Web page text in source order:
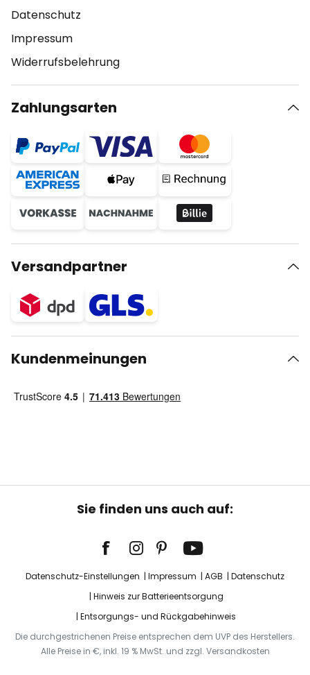
Datenschutz
Impressum
Widerrufsbelehrung
Zahlungsarten
Versandpartner
Kundenmeinungen
Sie finden uns auch auf:
Datenschutz-Einstellungen Impressum AGB
Datenschutz
Hinweis zur Batterieentsorgung
Entsorgungs- und Rückgabehinweis
Die durchgestrichenen Preise entsprechen dem UVP des Herstellers.
Alle Preise in €, inkl. 19 % MwSt. und zzgl. Versandkosten